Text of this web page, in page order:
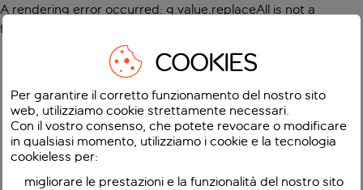
A rendering error occurred: g.value.replaceAll is not a
function
COOKIES
Per garantire il corretto funzionamento del nostro sito
web, utilizziamo cookie strettamente necessari.
Con il vostro consenso, che potete revocare o modificare
in qualsiasi momento, utilizziamo i cookie e la tecnologia
cookieless per:
migliorare le prestazioni e la funzionalità del nostro sito